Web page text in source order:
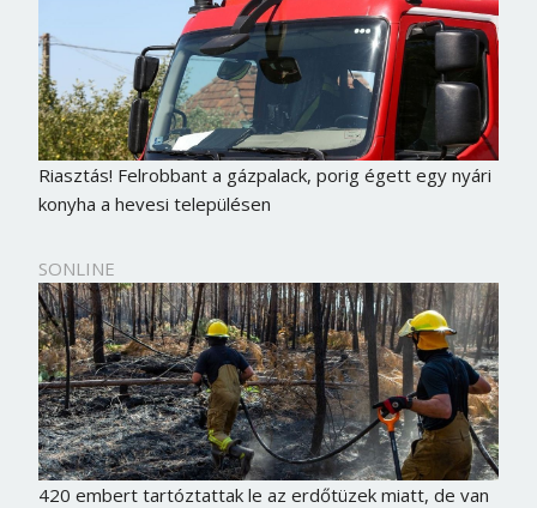
Riasztás! Felrobbant a gázpalack, porig égett egy nyári
konyha a hevesi településen
SONLINE
420 embert tartóztattak le az erdőtüzek miatt, de van